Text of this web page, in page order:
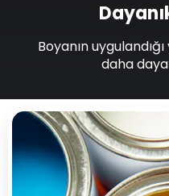
Boyanın
daha